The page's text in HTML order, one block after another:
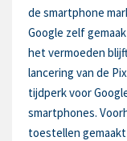
de smartphone
Google zelf
het vermoeden
lancering van de
tijdperk voor
smartphones.
toestellen